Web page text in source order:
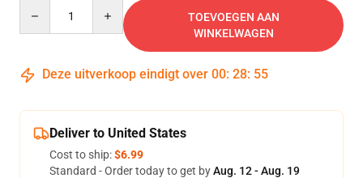
TOEVOEGEN AAN
WINKELWAGEN
Deze uitverkoop eindigt over 00: 28: 54
Deliver to United States
Cost to ship:$6.99
Standard - Order today to get byAug. 12 - Aug. 19